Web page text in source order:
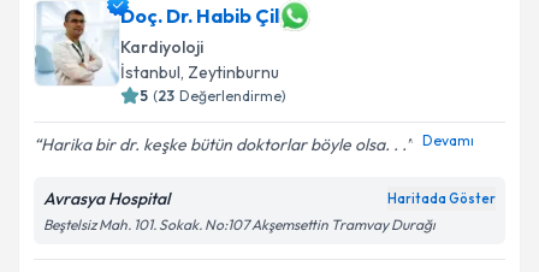
takvim hazırlandığında e-posta ile bilgilendireceğiz.
E-posta Adresiniz
Metni'ni okudum ve kişisel verilerimin belirtilen
kapsamda işlenmesini kabul ediyorum.
Doç. Dr. Habib Çil
Kardiyoloji
İstanbul, Zeytinburnu
5 (23 Değerlendirme)
Harika bir dr. keşke bütün doktorlar böyle olsa. . . Devamı
Avrasya Hospital Haritada Göster
Beştelsiz Mah. 101. Sokak. No:107 Akşemsettin Tramvay Durağı